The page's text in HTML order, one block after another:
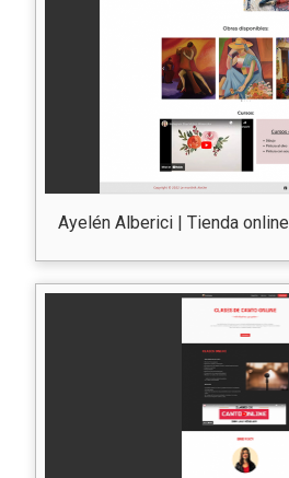
Ayelén Alberici | Tienda online